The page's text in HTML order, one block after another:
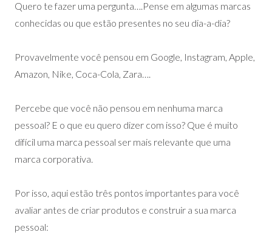
Quero te fazer uma pergunta….Pense em algumas marcas
conhecidas ou que estão presentes no seu dia-a-dia?
Provavelmente você pensou em Google, Instagram, Apple,
Amazon, Nike, Coca-Cola, Zara….
Percebe que você não pensou em nenhuma marca
pessoal? E o que eu quero dizer com isso? Que é muito
difícil uma marca pessoal ser mais relevante que uma
marca corporativa.
Por isso, aqui estão três pontos importantes para você
avaliar antes de criar produtos e construir a sua marca
pessoal: